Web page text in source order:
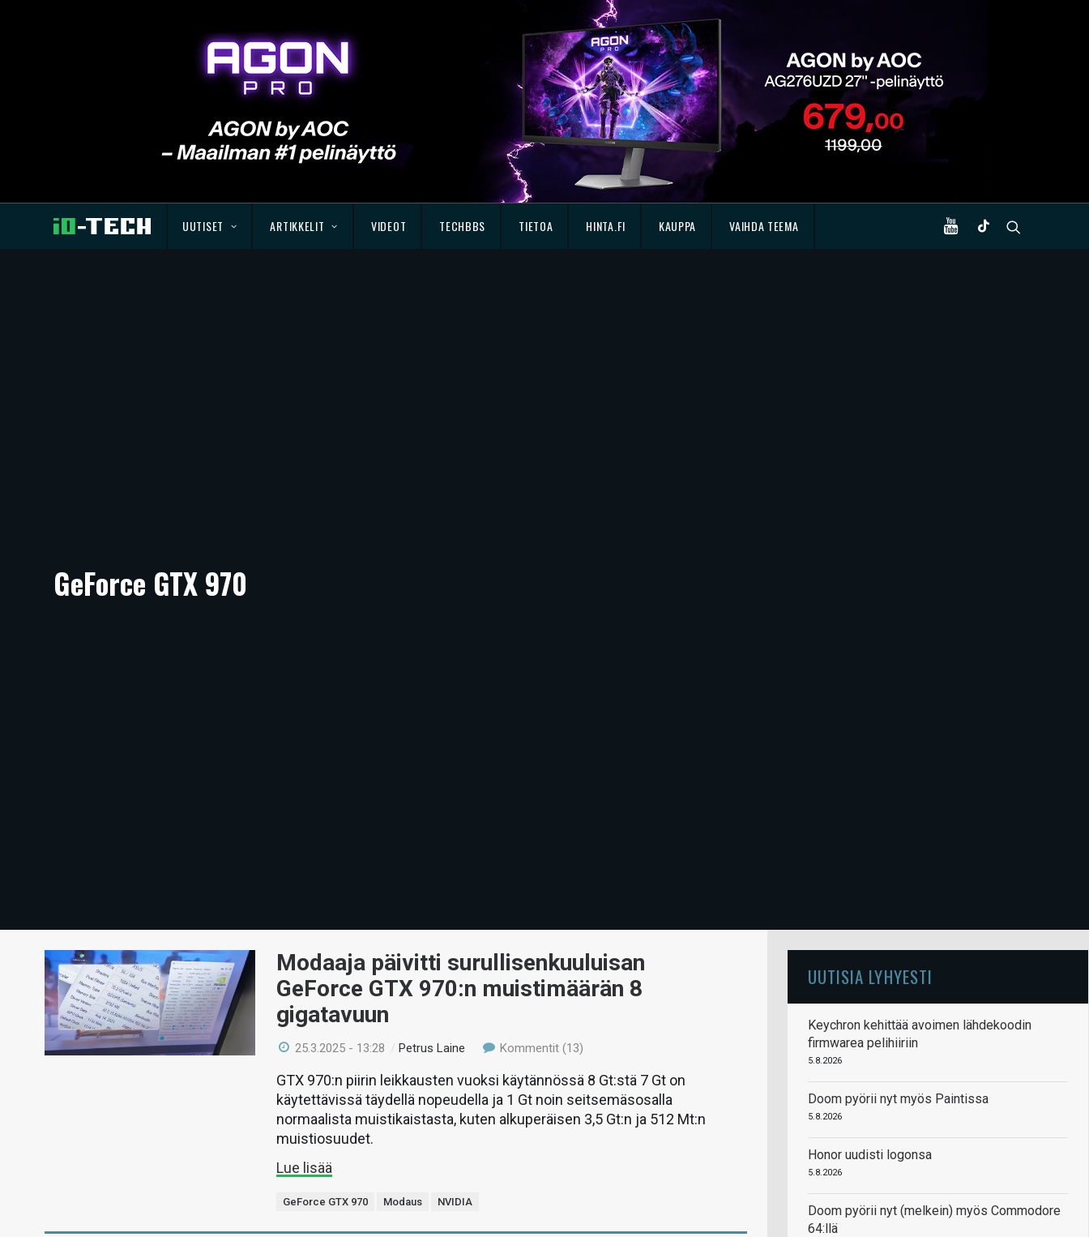
UUTISET ARTIKKELIT VIDEOT TECHBBS TIETOA HINTA.FI KAUPPA VAIHDA TEEMA
GeForce GTX 970
Modaaja päivitti surullisenkuuluisan
GeForce GTX 970:n muistimäärän 8
gigatavuun
25.3.2025 - 13:28 /Petrus Laine Kommentit (13)
GTX 970:n piirin leikkausten vuoksi käytännössä 8 Gt:stä 7 Gt on
käytettävissä täydellä nopeudella ja 1 Gt noin seitsemäsosalla
normaalista muistikaistasta, kuten alkuperäisen 3,5 Gt:n ja 512 Mt:n
muistiosuudet.
Lue lisää
GeForce GTX 970 Modaus NVIDIA
UUTISIA LYHYESTI
Keychron kehittää avoimen lähdekoodin
firmwarea pelihiiriin
5.8.2026
Doom pyörii nyt myös Paintissa
5.8.2026
Honor uudisti logonsa
5.8.2026
Doom pyörii nyt (melkein) myös Commodore
64:llä